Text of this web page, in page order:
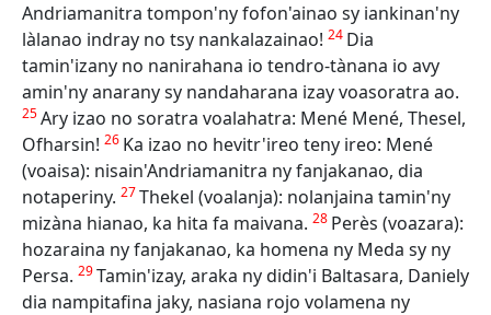
Andriamanitra tompon'ny fofon'ainao sy iankinan'ny
làlanao indray no tsy nankalazainao! 24 Dia
tamin'izany no nanirahana io tendro-tànana io avy
amin'ny anarany sy nandaharana izay voasoratra ao.
25Ary izao no soratra voalahatra: Mené Mené, Thesel,
Ofharsin! 26 Ka izao no hevitr'ireo teny ireo: Mené
(voaisa): nisain'Andriamanitra ny fanjakanao, dia
notaperiny. 27Thekel (voalanja): nolanjaina tamin'ny
mizàna hianao, ka hita fa maivana. 28 Perès (voazara):
hozaraina ny fanjakanao, ka homena ny Meda sy ny
Persa. 29Tamin'izay, araka ny didin'i Baltasara, Daniely
dia nampitafina jaky, nasiana rojo volamena ny